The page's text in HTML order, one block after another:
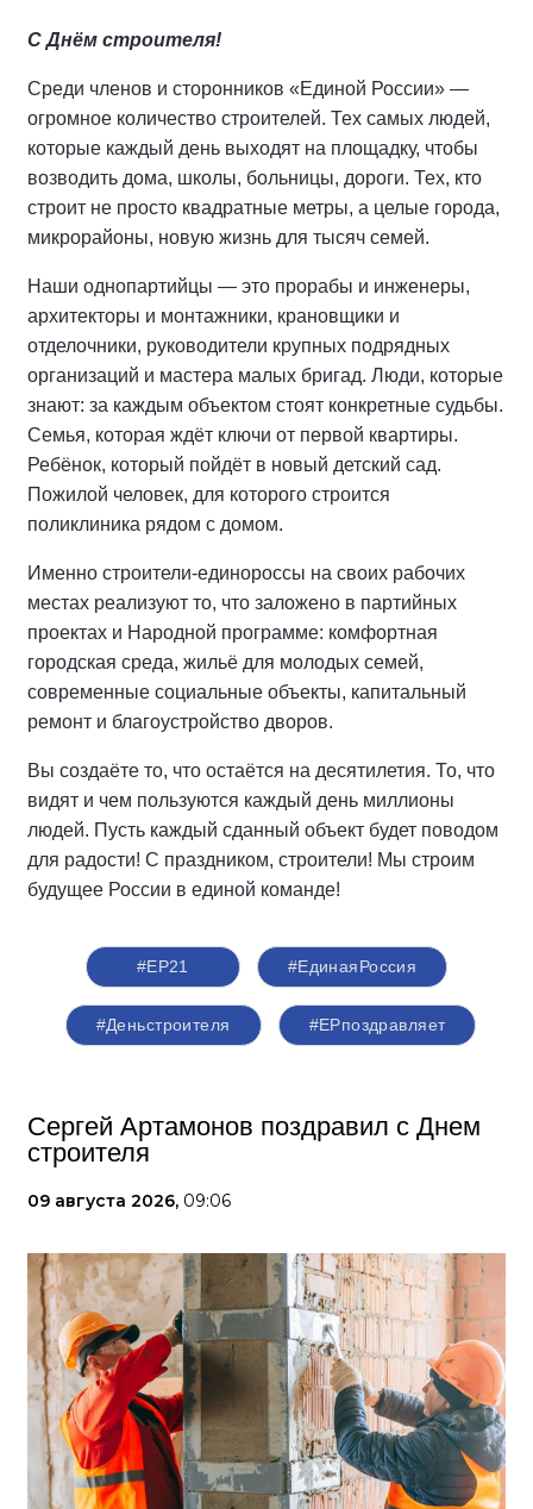
С Днём строителя!
Среди членов и сторонников «Единой России» —
огромное количество строителей. Тех самых людей,
которые каждый день выходят на площадку, чтобы
возводить дома, школы, больницы, дороги. Тех, кто
строит не просто квадратные метры, а целые города,
микрорайоны, новую жизнь для тысяч семей.
Наши однопартийцы — это прорабы и инженеры,
архитекторы и монтажники, крановщики и
отделочники, руководители крупных подрядных
организаций и мастера малых бригад. Люди, которые
знают: за каждым объектом стоят конкретные судьбы.
Семья, которая ждёт ключи от первой квартиры.
Ребёнок, который пойдёт в новый детский сад.
Пожилой человек, для которого строится
поликлиника рядом с домом.
Именно строители-единороссы на своих рабочих
местах реализуют то, что заложено в партийных
проектах и Народной программе: комфортная
городская среда, жильё для молодых семей,
современные социальные объекты, капитальный
ремонт и благоустройство дворов.
Вы создаёте то, что остаётся на десятилетия. То, что
видят и чем пользуются каждый день миллионы
людей. Пусть каждый сданный объект будет поводом
для радости! С праздником, строители! Мы строим
будущее России в единой команде!
#ЕР21 #ЕдинаяРоссия
#Деньстроителя #ЕРпоздравляет
Сергей Артамонов поздравил с Днем
строителя
09 августа 2026, 09:06